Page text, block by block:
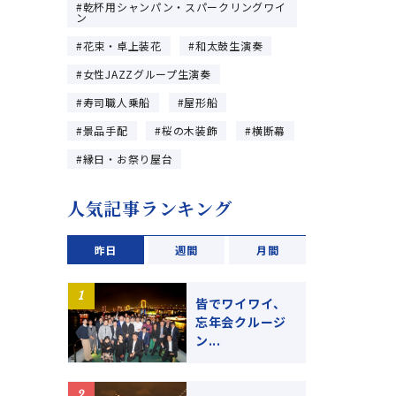
乾杯用シャンパン・スパークリングワイ
ン
花束・卓上装花
和太鼓生演奏
女性JAZZグループ生演奏
寿司職人乗船
屋形船
景品手配
桜の木装飾
横断幕
縁日・お祭り屋台
人気記事ランキング
昨日 週間 月間
皆でワイワイ、
忘年会クルージ
ン...